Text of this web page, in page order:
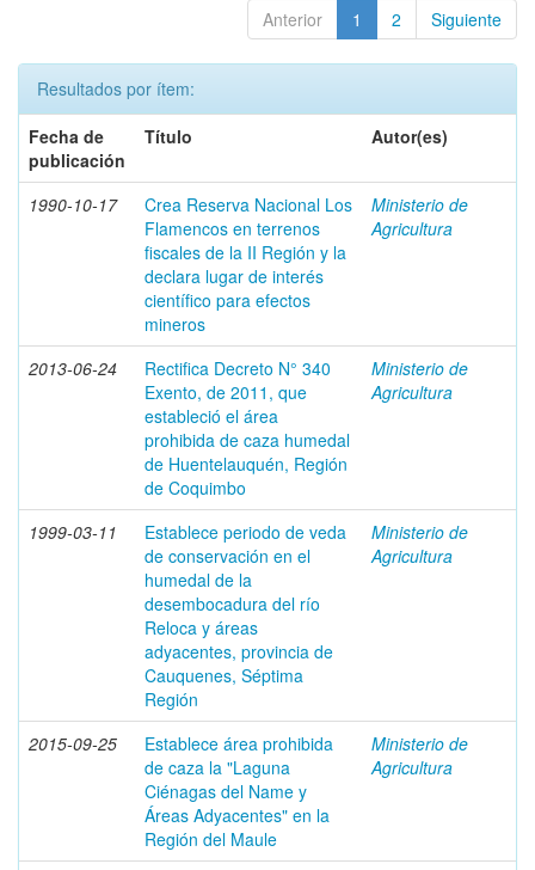
Anterior 1 2 Siguiente
Resultados por ítem:
Fecha de
publicación
Título Autor(es)
1990-10-17
Crea Reserva Nacional Los
Flamencos en terrenos
fiscales de la II Región y la
declara lugar de interés
científico para efectos
mineros
Ministerio de
Agricultura
2013-06-24
Rectifica Decreto N° 340
Exento, de 2011, que
estableció el área
prohibida de caza humedal
de Huentelauquén, Región
de Coquimbo
Ministerio de
Agricultura
1999-03-11
Establece periodo de veda
de conservación en el
humedal de la
desembocadura del río
Reloca y áreas
adyacentes, provincia de
Cauquenes, Séptima
Región
Ministerio de
Agricultura
2015-09-25
Establece área prohibida
de caza la "Laguna
Ciénagas del Name y
Áreas Adyacentes" en la
Región del Maule
Ministerio de
Agricultura